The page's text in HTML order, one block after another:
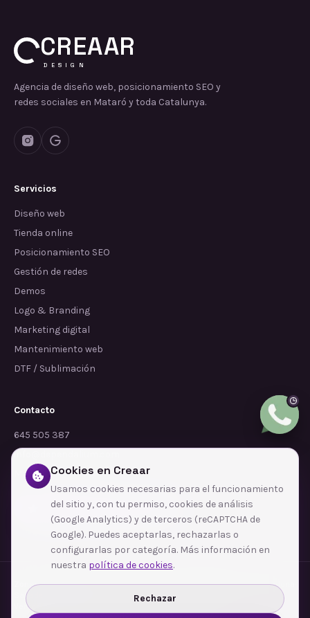
CREAAR
DESIGN
Agencia de diseño web, posicionamiento SEO y
redes sociales en Mataró y toda Catalunya.
Servicios
Diseño web
Tienda online
Posicionamiento SEO
Gestión de redes
Demos
Logo & Branding
Marketing digital
Mantenimiento web
DTF / Sublimación
Contacto
645 505 387
info@dependalium.com
Mataró (Barcelona)
Déjanos tu reseña en Google
Zonas de cobertura·Barcelona·L'Hospitalet de Llobregat·Terrassa·Badalona
Sabadell
Santa Coloma de Gramenet
Ver todas las zonas →
Cookies en Creaar
Usamos cookies necesarias para el funcionamiento
del sitio y, con tu permiso, cookies de análisis
(Google Analytics) y de terceros (reCAPTCHA de
Google). Puedes aceptarlas, rechazarlas o
configurarlas por categoría. Más información en
nuestra política de cookies.
Rechazar